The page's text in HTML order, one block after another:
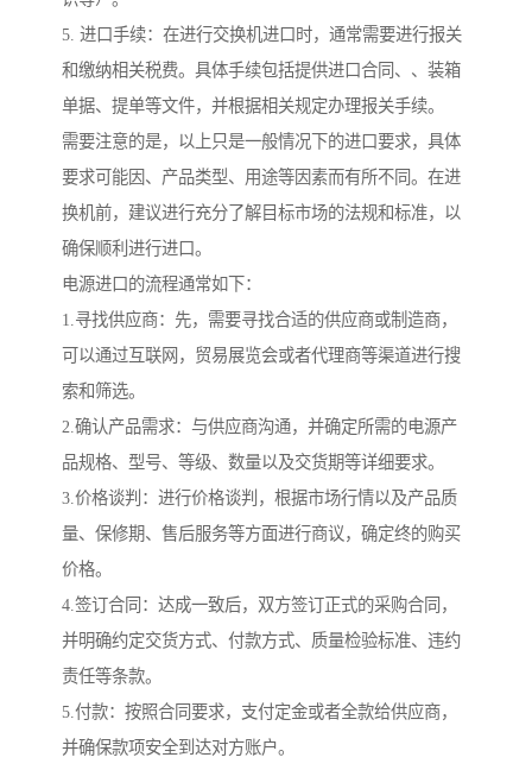
5. 进口手续：在进行交换机进口时，通常需要进行报关
和缴纳相关税费。具体手续包括提供进口合同、、装箱
单据、提单等文件，并根据相关规定办理报关手续。
需要注意的是，以上只是一般情况下的进口要求，具体
要求可能因、产品类型、用途等因素而有所不同。在进
换机前，建议进行充分了解目标市场的法规和标准，以
确保顺利进行进口。
电源进口的流程通常如下：
1.寻找供应商：先，需要寻找合适的供应商或制造商，
可以通过互联网，贸易展览会或者代理商等渠道进行搜
索和筛选。
2.确认产品需求：与供应商沟通，并确定所需的电源产
品规格、型号、等级、数量以及交货期等详细要求。
3.价格谈判：进行价格谈判，根据市场行情以及产品质
量、保修期、售后服务等方面进行商议，确定终的购买
价格。
4.签订合同：达成一致后，双方签订正式的采购合同，
并明确约定交货方式、付款方式、质量检验标准、违约
责任等条款。
5.付款：按照合同要求，支付定金或者全款给供应商，
并确保款项安全到达对方账户。